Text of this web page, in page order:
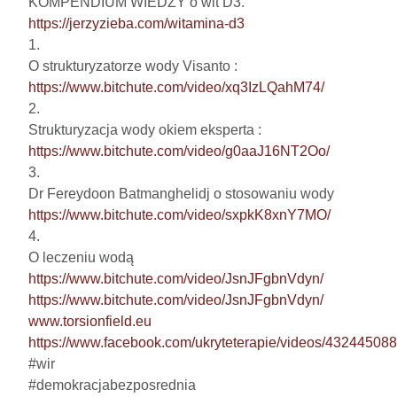
https://jerzyzieba.com/witamina-d3
1.
https://www.bitchute.com/video/xq3IzLQahM74/
2.
https://www.bitchute.com/video/g0aaJ16NT2Oo/
3.
https://www.bitchute.com/video/sxpkK8xnY7MO/
4.
https://www.bitchute.com/video/JsnJFgbnVdyn/
https://www.bitchute.com/video/JsnJFgbnVdyn/
www.torsionfield.eu
https://www.facebook.com/ukryteterapie/videos/
#wir
#demokracjabezposrednia